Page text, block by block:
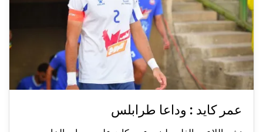
عمر كايد : وداعا طرابلس